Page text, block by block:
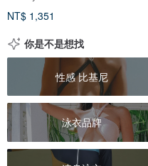
NT$ 1,351
你是不是想找
性感 比基尼
泳衣品牌